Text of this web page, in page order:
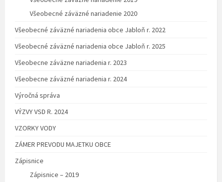
Všeobecné záväzné nariadenie 2020
Všeobecné záväzné nariadenia obce Jabloň r. 2022
Všeobecné záväzné nariadenia obce Jabloň r. 2025
Všeobecne záväzne nariadenia r. 2023
Všeobecne záväzné nariadenia r. 2024
Výročná správa
VÝZVY VSD R. 2024
VZORKY VODY
ZÁMER PREVODU MAJETKU OBCE
Zápisnice
Zápisnice – 2019